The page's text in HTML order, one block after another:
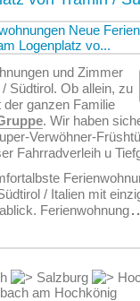
und Zimmer
/ Südtirol. Ob allein, zu
der ganzen Familie
. Wir haben
Verwöhner-
Fahrradverleih u
/ Italien mit
Ferien­wohnung
Salzburg
am Hochkönig